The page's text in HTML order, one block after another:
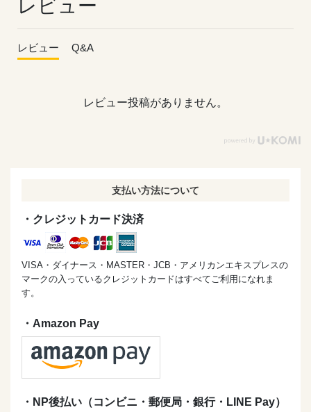
レビュー
レビュー Q&A
レビュー投稿がありません。
支払い方法について
・クレジットカード決済
VISA・ダイナース・MASTER・JCB・アメリカンエキスプレスの
マークの入っているクレジットカードはすべてご利用になれま
す。
・Amazon Pay
・NP後払い（コンビニ・郵便局・銀行・LINE Pay）